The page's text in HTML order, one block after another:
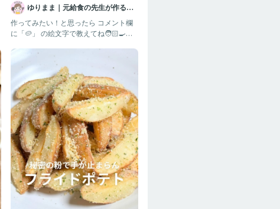
ゆりまま｜元給食の先生が作る子
ども喜ぶレシピ🧑🏻‍🍳
作ってみたい！と思ったら コメント欄
に「🥔」 の絵文字で教えてね🧑🏻‍🍳